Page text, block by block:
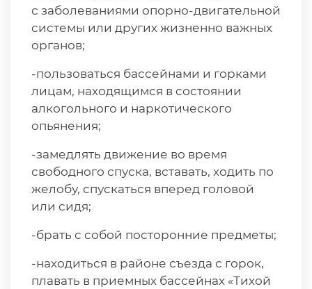
с заболеваниями опорно-двигательной
системы или других жизненно важных
органов;
-пользоваться бассейнами и горками
лицам, находящимся в состоянии
алкогольного и наркотического
опьянения;
-замедлять движение во время
свободного спуска, вставать, ходить по
желобу, спускаться вперед головой
или сидя;
-брать с собой посторонние предметы;
-находиться в районе съезда с горок,
плавать в приемных бассейнах «Тихой